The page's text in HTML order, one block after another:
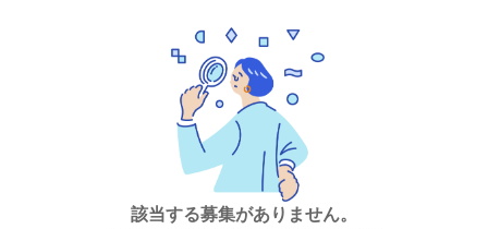
該当する募集がありません。